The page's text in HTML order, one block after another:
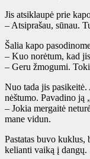
Jis atsiklaupė prie
– Atsiprašau, sūnau.
Šalia kapo
– Kuo norėtum, kad
– Geru žmogumi.
Nuo tada jis
nėštumo. Pavadino ją
– Jokia mergaitė
mane vidun.
Pastatas buvo kuklus,
kelianti vaiką į dangų.